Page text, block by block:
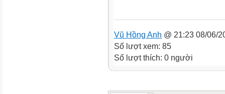
Vũ Hồng Anh @ 21:23 08/06/
Số lượt xem: 85
Số lượt thích: 0 người